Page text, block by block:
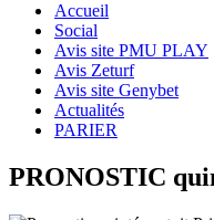
Accueil
Social
Avis site PMU PLAY
Avis Zeturf
Avis site Genybet
Actualités
PARIER
PRONOSTIC